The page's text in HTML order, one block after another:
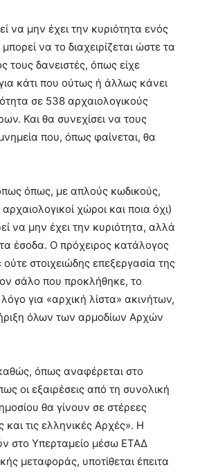
να μην έχει την κυριότητα ενός
να το διαχειρίζεται ώστε τα
τους δανειστές, όπως είχε
κάτι που ούτως ή άλλως κάνει
σε 538 αρχαιολογικούς
Και θα συνεχίσει να τους
που, όπως φαίνεται, θα
όπως, με απλούς κωδικούς,
χώροι και ποια όχι)
να μην έχει την κυριότητα, αλλά
τα έσοδα. Ο πρόχειρος κατάλογος
στοιχειώδης επεξεργασία της
σάλο που προκλήθηκε, το
για «αρχική λίστα» ακινήτων,
όλων των αρμοδίων Αρχών
όπως αναφέρεται στο
οι εξαιρέσεις από τη συνολική
θα γίνουν σε στέρεες
τις ελληνικές Αρχές». Η
στο Υπερταμείο μέσω ΕΤΑΔ
μεταφοράς, υποτίθεται έπειτα